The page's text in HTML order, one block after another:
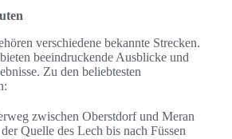
verschiedene bekannte Strecken.
beeindruckende Ausblicke und
Zu den beliebtesten
zwischen Oberstdorf und Meran
Quelle des Lech bis nach Füssen